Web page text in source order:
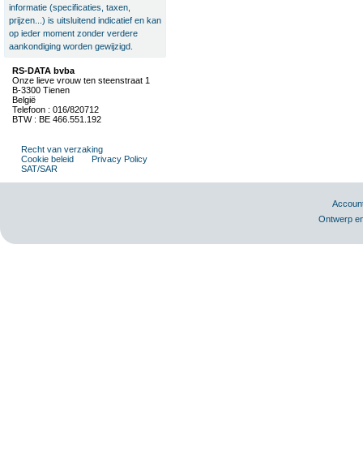
informatie (specificaties, taxen,
prijzen...) is uitsluitend indicatief en kan
op ieder moment zonder verdere
aankondiging worden gewijzigd.
RS-DATA bvba
Onze lieve vrouw ten steenstraat 1
B-3300 Tienen
België
Telefoon : 016/820712
BTW : BE 466.551.192
Recht van verzaking
Cookie beleid
Privacy Policy
SAT/SAR
Ontwerp